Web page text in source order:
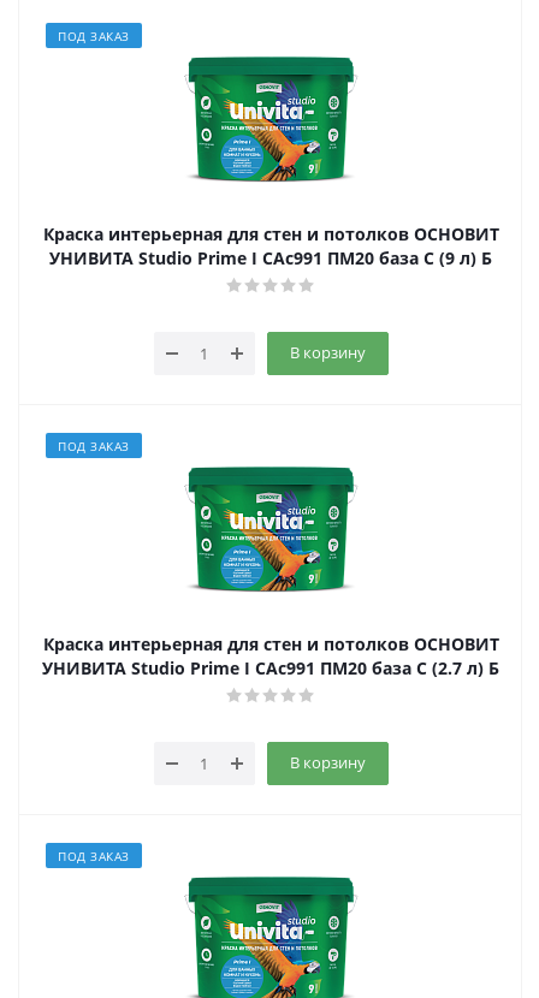
ПОД ЗАКАЗ
Краска интерьерная для стен и потолков ОСНОВИТ
УНИВИТА Studio Prime I САс991 ПМ20 база С (9 л) Б
В корзину
ПОД ЗАКАЗ
Краска интерьерная для стен и потолков ОСНОВИТ
УНИВИТА Studio Prime I САс991 ПМ20 база С (2.7 л) Б
В корзину
ПОД ЗАКАЗ